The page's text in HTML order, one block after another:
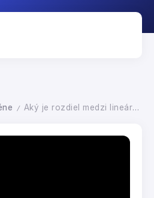
/ Aký je rozdiel medzi lineárnym a cirkulárnym modelom ekonomiky?